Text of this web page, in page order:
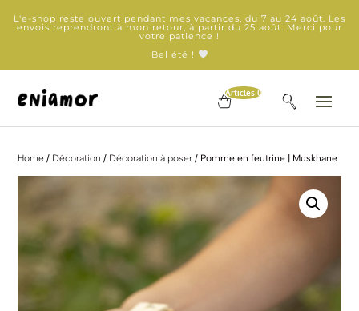
L'e-shop reste ouvert pendant mes vacances, du 7 au 24 août. Les
envois reprendront à mon retour, à partir du 25 août. Merci pour
votre patience !
Bel été !
Articles 0
Home / Décoration / Décoration à poser / Pomme en feutrine | Muskhane